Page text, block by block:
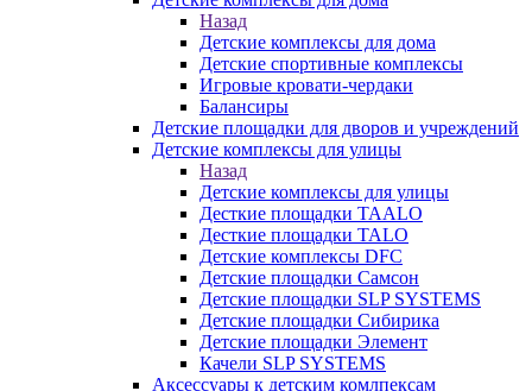
Назад
Детские комплексы для дома
Детские спортивные комплексы
Игровые кровати-чердаки
Балансиры
Детские площадки для дворов и учреждений
Детские комплексы для улицы
Назад
Детские комплексы для улицы
Десткие площадки TAALO
Десткие площадки TALO
Детские комплексы DFC
Детские площадки Самсон
Детские площадки SLP SYSTEMS
Детские площадки Сибирика
Детские площадки Элемент
Качели SLP SYSTEMS
Аксессуары к детским комлпексам